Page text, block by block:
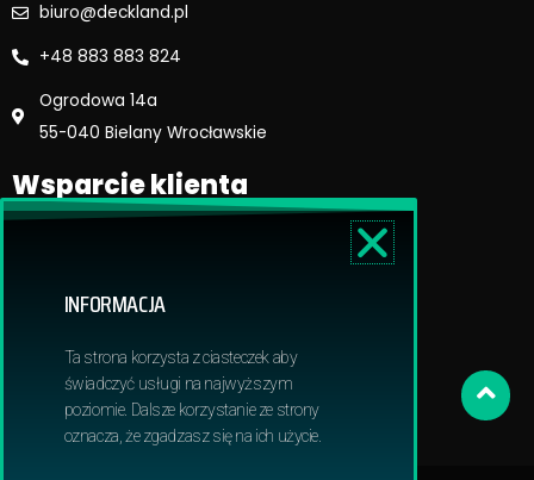
biuro@deckland.pl
+48 883 883 824
Ogrodowa 14a
55-040 Bielany Wrocławskie
Wsparcie klienta
Dostawa i płatność
Obowiązek informacyjny RODO
INFORMACJA
Ta strona korzysta z ciasteczek aby
świadczyć usługi na najwyższym
poziomie. Dalsze korzystanie ze strony
oznacza, że zgadzasz się na ich użycie.